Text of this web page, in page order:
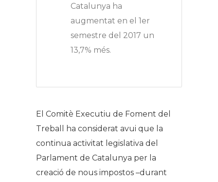
Catalunya ha
augmentat en el 1er
semestre del 2017 un
13,7% més.
El Comitè Executiu de Foment del
Treball ha considerat avui que la
continua activitat legislativa del
Parlament de Catalunya per la
creació de nous impostos –durant